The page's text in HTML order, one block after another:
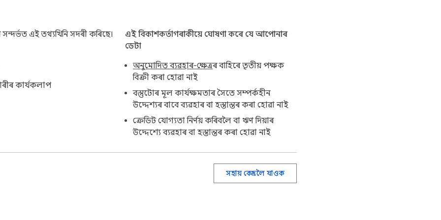
ন কৰাকৈ PDF পৃষ্ঠাসমূহ পৃথক কৰক বিচাৰে। কিছু পৰিচিত পৰিস্থিতি:
— প্ৰতিটো কাম দ্ৰুততৰ হয়। এই পদ্ধতিত PDF-ৰ পৰা পৃষ্ঠা উলিয়াওক মানে কেৱল চোৱা-
এই তথ্যখিনি সদৰী কৰিছে।
কাৰ্যকলাপ
এই বিকাশকৰ্তাগৰাকীয়ে ঘোষণা কৰে যে আপোনাৰ
ডেটা
অনুমোদিত ব্যৱহাৰ-ক্ষেত্ৰৰ বাহিৰে তৃতীয় পক্ষক
বিক্ৰী কৰা হোৱা নাই
বস্তুটোৰ মূল কাৰ্যক্ষমতাৰ সৈতে সম্পৰ্কহীন
উদ্দেশ্যৰ বাবে ব্যৱহাৰ বা হস্তান্তৰ কৰা হোৱা নাই
ক্ৰেডিট যোগ্যতা নিৰ্ণয় কৰিবলৈ বা ঋণ দিয়াৰ
উদ্দেশ্যে ব্যৱহাৰ বা হস্তান্তৰ কৰা হোৱা নাই
সহায় কেন্দ্ৰলৈ যাওক